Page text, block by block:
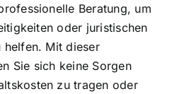
Beratung, um
oder juristischen
helfen. Mit dieser
Sie sich keine Sorgen
zu tragen oder